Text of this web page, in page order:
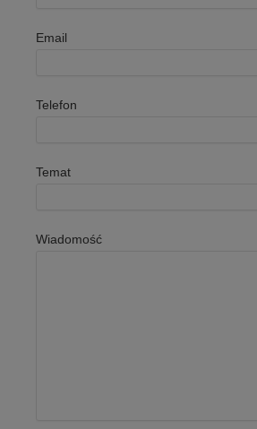
Email
Telefon
Temat
Wiadomość